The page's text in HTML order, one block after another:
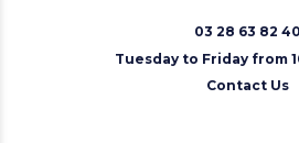
03 28 63 82 40
Tuesday to Friday from
Contact Us